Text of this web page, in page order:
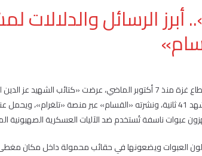
أبرز الرسائل والدلالات
رغم استمرار العدوان الصهيوني على قطاع غزة منذ 7 أكتوبر الماضي، عرضت
عبوات العمل الفدائي، وتبلغ مدة المشهد 41 ثانية، ونشرته «القسام» عبر منصة
ناسفة تُستخدم ضد الآليات العسكرية الصهيونية
العبوات ويضعونها في حقائب محمولة داخل مكان مغطى